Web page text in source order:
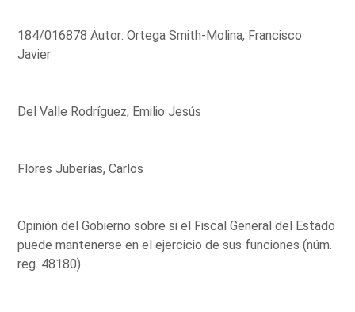
184/016878 Autor: Ortega Smith-Molina, Francisco
Javier
Del Valle Rodríguez, Emilio Jesús
Flores Juberías, Carlos
Opinión del Gobierno sobre si el Fiscal General del Estado
puede mantenerse en el ejercicio de sus funciones (núm.
reg. 48180)